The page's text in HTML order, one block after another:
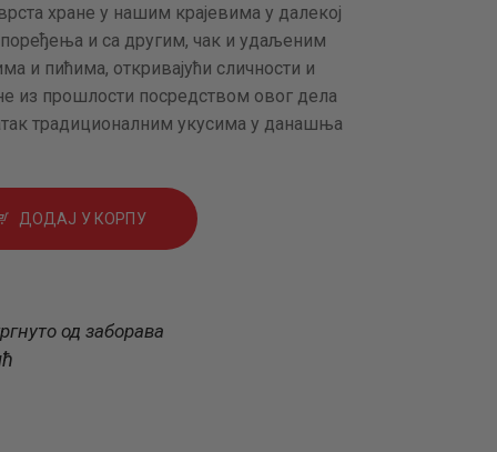
хране у нашим крајевима у далекој
и са другим, чак и удаљеним
и пићима, откривајући сличности и
из прошлости посредством овог дела
традиционалним укусима у данашња
ДОДАЈ У КОРПУ
од заборава